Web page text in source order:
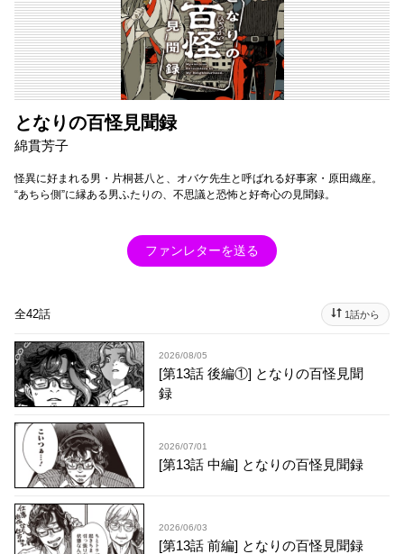
となりの百怪見聞録
綿貫芳子
怪異に好まれる男・片桐甚八と、オバケ先生と呼ばれる好事家・原田織座。
“あちら側”に縁ある男ふたりの、不思議と恐怖と好奇心の見聞録。
ファンレターを送る
全42話 1話から
2026/08/05
[第13話 後編①] となりの百怪見聞
録
2026/07/01
[第13話 中編] となりの百怪見聞録
2026/06/03
[第13話 前編] となりの百怪見聞録